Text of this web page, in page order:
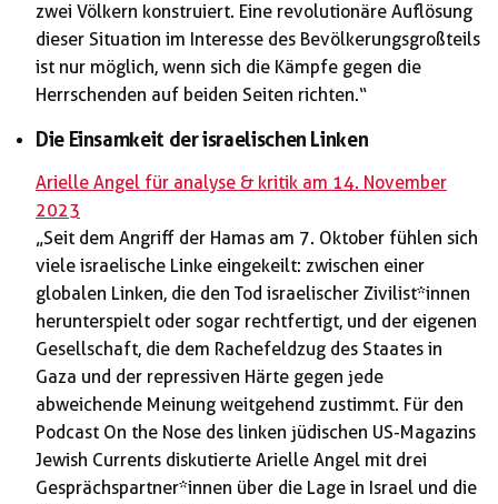
zwei Völkern konstruiert. Eine revolutionäre Auflösung
dieser Situation im Interesse des Bevölkerungsgroßteils
ist nur möglich, wenn sich die Kämpfe gegen die
Herrschenden auf beiden Seiten richten.“
Die Einsamkeit der israelischen Linken
Arielle Angel für analyse & kritik am 14. November
2023
„Seit dem Angriff der Hamas am 7. Oktober fühlen sich
viele israelische Linke eingekeilt: zwischen einer
globalen Linken, die den Tod israelischer Zivilist*innen
herunterspielt oder sogar rechtfertigt, und der eigenen
Gesellschaft, die dem Rachefeldzug des Staates in
Gaza und der repressiven Härte gegen jede
abweichende Meinung weitgehend zustimmt. Für den
Podcast On the Nose des linken jüdischen US-Magazins
Jewish Currents diskutierte Arielle Angel mit drei
Gesprächspartner*innen über die Lage in Israel und die